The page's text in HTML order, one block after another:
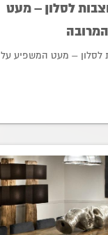
לסלון – מעט
לסלון – מעט המשפיע על